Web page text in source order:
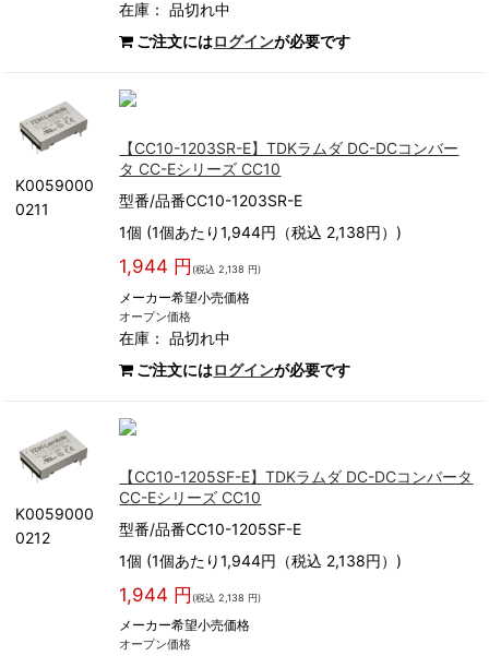
在庫：品切れ中
ご注文にはログインが必要です
K0059000
0211
【CC10-1203SR-E】TDKラムダ DC-DCコンバー
タ CC-Eシリーズ CC10
型番/品番CC10-1203SR-E
1個 (1個あたり1,944円（税込 2,138円）)
1,944 円 (税込 2,138 円)
メーカー希望小売価格
オープン価格
在庫：品切れ中
ご注文にはログインが必要です
K0059000
0212
【CC10-1205SF-E】TDKラムダ DC-DCコンバータ
CC-Eシリーズ CC10
型番/品番CC10-1205SF-E
1個 (1個あたり1,944円（税込 2,138円）)
1,944 円 (税込 2,138 円)
メーカー希望小売価格
オープン価格